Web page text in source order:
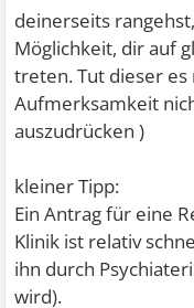
deinerseits
Möglichkeit, dir auf
treten. Tut dieser
Aufmerksamkeit
auszudrücken)
kleiner Tipp:
Ein Antrag für eine
Klinik ist relativ
ihn durch
wird).